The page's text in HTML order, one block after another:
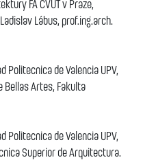
FA ČVUT v Praze,
Lábus, prof.ing.arch.
Politecnica de Valencia UPV,
Bellas Artes, Fakulta
Politecnica de Valencia UPV,
Superior de Arquitectura.